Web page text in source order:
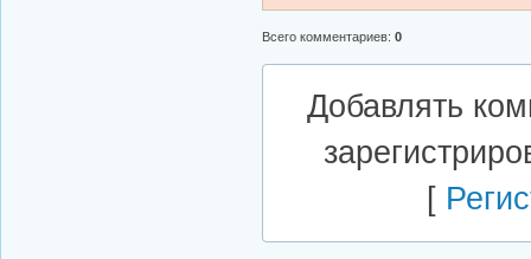
Всего комментариев: 0
Добавлять
[